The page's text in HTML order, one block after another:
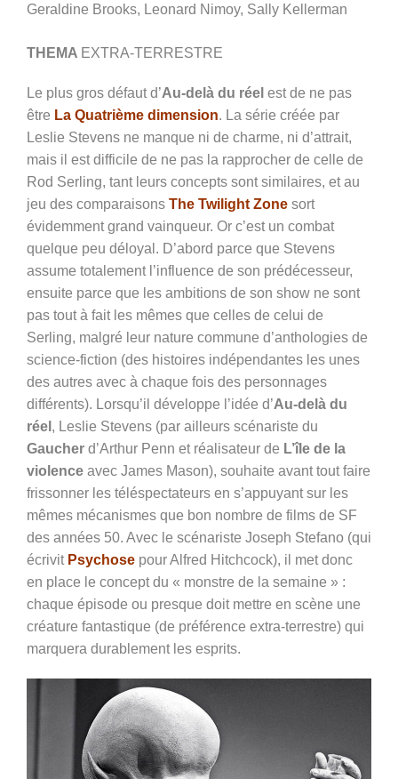
Geraldine Brooks, Leonard Nimoy, Sally Kellerman
THEMA EXTRA-TERRESTRE
Le plus gros défaut d’Au-delà du réel est de ne pas
être La Quatrième dimension. La série créée par
Leslie Stevens ne manque ni de charme, ni d’attrait,
mais il est difficile de ne pas la rapprocher de celle de
Rod Serling, tant leurs concepts sont similaires, et au
jeu des comparaisons The Twilight Zone sort
évidemment grand vainqueur. Or c’est un combat
quelque peu déloyal. D’abord parce que Stevens
assume totalement l’influence de son prédécesseur,
ensuite parce que les ambitions de son show ne sont
pas tout à fait les mêmes que celles de celui de
Serling, malgré leur nature commune d’anthologies de
science-fiction (des histoires indépendantes les unes
des autres avec à chaque fois des personnages
différents). Lorsqu’il développe l’idée d’Au-delà du
réel , Leslie Stevens (par ailleurs scénariste du
Gaucher d’Arthur Penn et réalisateur de L’île de la
violence avec James Mason), souhaite avant tout faire
frissonner les téléspectateurs en s’appuyant sur les
mêmes mécanismes que bon nombre de films de SF
des années 50. Avec le scénariste Joseph Stefano (qui
écrivit Psychose pour Alfred Hitchcock), il met donc
en place le concept du « monstre de la semaine » :
chaque épisode ou presque doit mettre en scène une
créature fantastique (de préférence extra-terrestre) qui
marquera durablement les esprits.